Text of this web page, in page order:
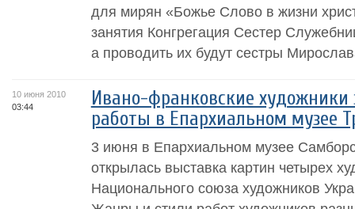
для мирян «Божье Слово в жизни
занятия Конгрегация Сестер
а проводить их будут сестры
10 июня 2010
03:44
Ивано-франковские художники
работы в Епархиальном музее
3 июня в Епархиальном музее
открылась выставка картин четырех
Национального союза художников